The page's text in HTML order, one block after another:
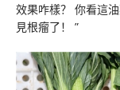
效果咋樣？ 你看這
見根瘤了！ ”